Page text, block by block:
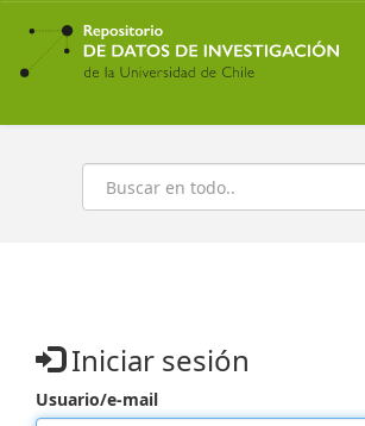
Ir
contenido
principal
Buscar
Iniciar sesión
Usuario/e-mail